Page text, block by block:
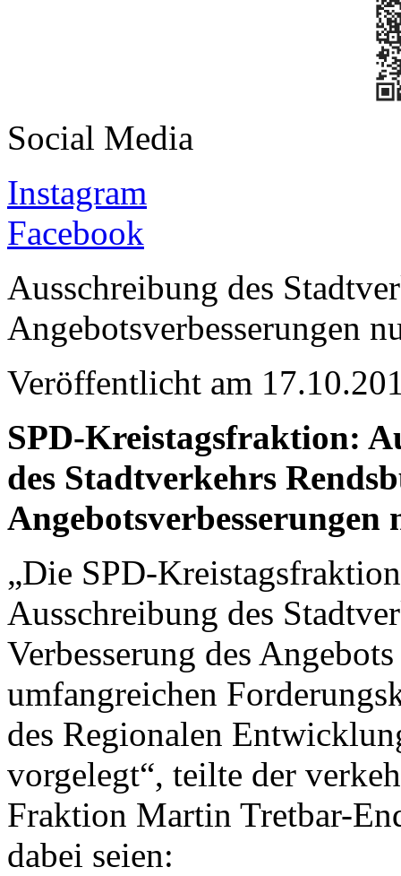
Social Media
Instagram
Facebook
Ausschreibung des
Angebotsverbesserungen
Veröffentlicht am
SPD-Kreistagsfraktion:
des Stadtverkehrs
Angebotsverbesserungen
„Die SPD-
Ausschreibung des
Verbesserung des
umfangreichen
des Regionalen
vorgelegt“, teilte der
Fraktion Martin Tretbar-
dabei seien: